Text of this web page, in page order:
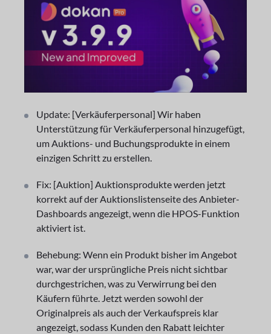
Update: [Verkäuferpersonal] Wir haben
Unterstützung für Verkäuferpersonal hinzugefügt,
um Auktions- und Buchungsprodukte in einem
einzigen Schritt zu erstellen.
Fix: [Auktion] Auktionsprodukte werden jetzt
korrekt auf der Auktionslistenseite des Anbieter-
Dashboards angezeigt, wenn die HPOS-Funktion
aktiviert ist.
Behebung: Wenn ein Produkt bisher im Angebot
war, war der ursprüngliche Preis nicht sichtbar
durchgestrichen, was zu Verwirrung bei den
Käufern führte. Jetzt werden sowohl der
Originalpreis als auch der Verkaufspreis klar
angezeigt, sodass Kunden den Rabatt leichter